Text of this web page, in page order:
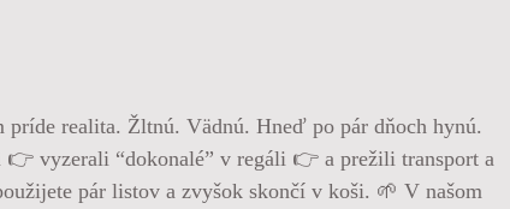
realita. Žltnú. Vädnú. Hneď po pár dňoch hynú.
vyzerali “dokonalé” v regáli 👉 a prežili transport a
pár listov a zvyšok skončí v koši. 🌱 V našom